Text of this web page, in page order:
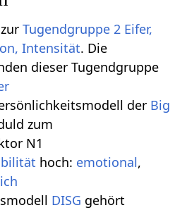
Tugendgruppe 2 Eifer,
Intensität. Die
dieser Tugendgruppe
der Big
zum
N1
hoch: emotional,
DISG gehört